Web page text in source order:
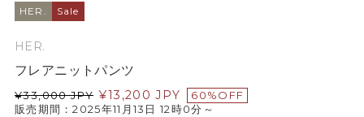
HER. Sale
HER.
フレアニットパンツ
¥33,000 JPY ¥13,200 JPY
60%OFF
販売期間：2025年11月13日 12時0分～